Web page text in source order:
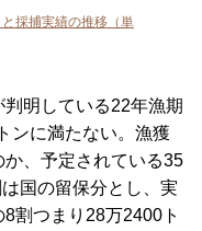
採捕実績の推移（単
明している22年漁期
ンに満たない。漁獲
、予定されている35
国の留保分とし、実
割つまり28万2400ト